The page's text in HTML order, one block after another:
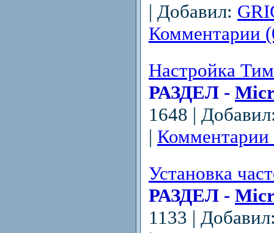
| Добавил:
Комментарии
Настройка
РАЗДЕЛ -
1648 |
| Комментарии
Установка
РАЗДЕЛ -
1133 |